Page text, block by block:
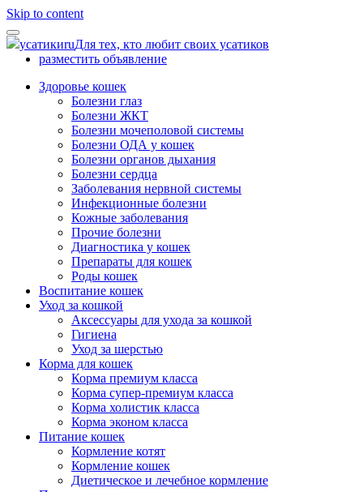
Skip to content
усатикиruДля тех, кто любит своих усатиков
разместить объявление
Здоровье кошек
Болезни глаз
Болезни ЖКТ
Болезни мочеполовой системы
Болезни ОДА у кошек
Болезни органов дыхания
Болезни сердца
Заболевания нервной системы
Инфекционные болезни
Кожные заболевания
Прочие болезни
Диагностика у кошек
Препараты для кошек
Роды кошек
Воспитание кошек
Уход за кошкой
Аксессуары для ухода за кошкой
Гигиена
Уход за шерстью
Корма для кошек
Корма премиум класса
Корма супер-премиум класса
Корма холистик класса
Корма эконом класса
Питание кошек
Кормление котят
Кормление кошек
Диетическое и лечебное кормление